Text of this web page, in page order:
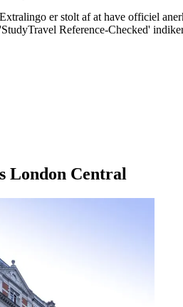
Extralingo er stolt af at have officiel
'StudyTravel Reference-Checked'
London Central